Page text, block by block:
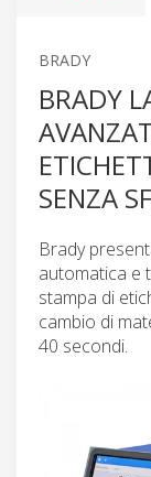
BRADY
BRADY
SENZA
Brady
automatica e
stampa di
cambio di
40 secondi.